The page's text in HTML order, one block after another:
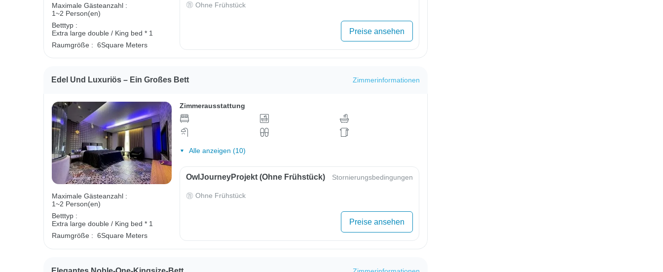
Maximale Gästeanzahl :
1~2 Person(en)
Betttyp :
Extra large double / King bed * 1
Raumgröße : 6Square Meters
Ohne Frühstück
Preise ansehen
Edel Und Luxuriös – Ein Großes Bett Zimmerinformationen
Maximale Gästeanzahl :
1~2 Person(en)
Betttyp :
Extra large double / King bed * 1
Raumgröße : 6Square Meters
Zimmerausstattung
Alle anzeigen (10)
OwlJourneyProjekt (ohne Frühstück) Stornierungsbedingungen
Ohne Frühstück
Preise ansehen